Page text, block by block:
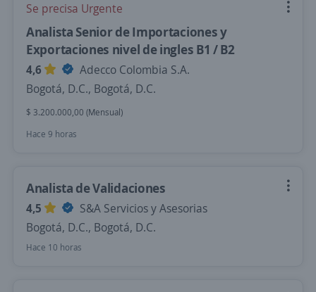
Se precisa Urgente
Analista Senior de Importaciones y
Exportaciones nivel de ingles B1 / B2
4,6
Adecco Colombia S.A.
Bogotá, D.C., Bogotá, D.C.
$ 3.200.000,00 (Mensual)
Hace 9 horas
Analista de Validaciones
4,5
S&A Servicios y Asesorias
Bogotá, D.C., Bogotá, D.C.
Hace 10 horas